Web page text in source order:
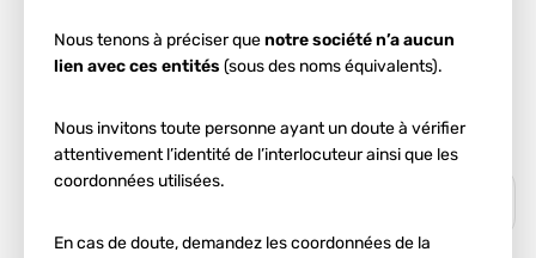
Nous tenons à préciser quenotre société n’a aucun
lien avec ces entités (sous des noms équivalents).
Nous invitons toute personne ayant un doute à vérifier
attentivement l’identité de l’interlocuteur ainsi que les
coordonnées utilisées.
En cas de doute, demandez les coordonnées de la
Agen